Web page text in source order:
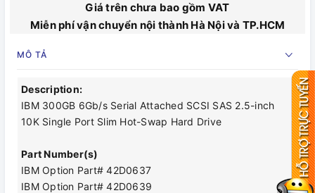
Giá trên chưa bao gồm VAT
Miễn phí vận chuyển nội thành Hà Nội và TP.HCM
MÔ TẢ
Description:
IBM 300GB 6Gb/s Serial Attached SCSI SAS 2.5-inch
10K Single Port Slim Hot-Swap Hard Drive
Part Number(s)
IBM Option Part# 42D0637
IBM Option Part# 42D0639